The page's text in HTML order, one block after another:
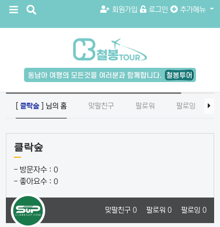
메
버
검
버
회원가입 로그인 추가메뉴
버
튼
클락숲 ] 님의 홈 맞팔친구 팔로워 팔로잉
클락숲
- 방문자수 : 0
- 좋아요수 : 0
맞팔친구 0 팔로워 0 팔로잉 0